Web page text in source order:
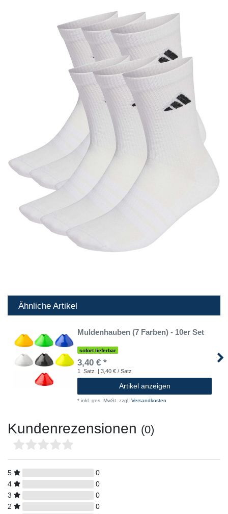
Ähnliche Artikel
Muldenhauben (7 Farben) - 10er Set
sofort lieferbar
3,40 € *
1 Satz | 3,40 € / Satz
Artikel anzeigen
* inkl. ges. MwSt. zzgl. Versandkosten
Kundenrezensionen (0)
5
0
4
0
3
0
2
0